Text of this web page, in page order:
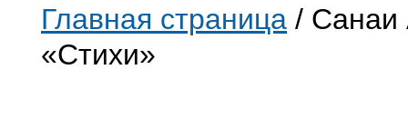
Главная страница / Санаи
«Стихи»